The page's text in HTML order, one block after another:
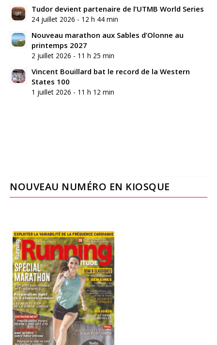
Tudor devient partenaire de l’UTMB World Series
24 juillet 2026 - 12 h 44 min
Nouveau marathon aux Sables d’Olonne au
printemps 2027
2 juillet 2026 - 11 h 25 min
Vincent Bouillard bat le record de la Western
States 100
1 juillet 2026 - 11 h 12 min
NOUVEAU NUMÉRO EN KIOSQUE